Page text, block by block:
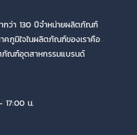
กว่า 130 ปีจำหน่ายผลิตภัณฑ์
ภูมิใจในผลิตภัณฑ์ของเราคือ
ณฑ์อุตสาหกรรมแบรนด์
17:00 น.